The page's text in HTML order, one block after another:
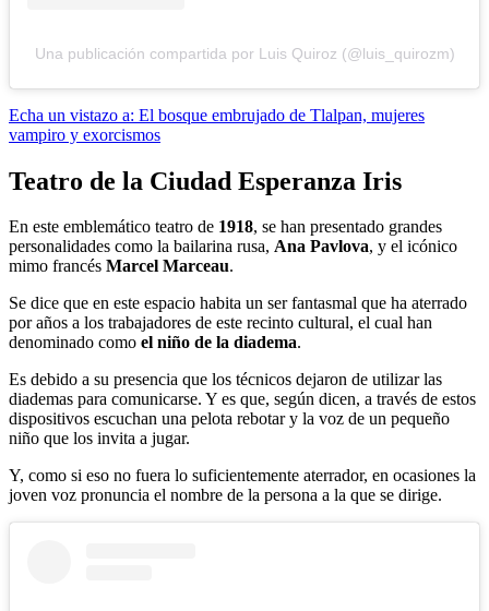
Una publicación compartida por Luis Quiroz (@luis_quirozm)
Echa un vistazo a: El bosque embrujado de Tlalpan, mujeres
vampiro y exorcismos
Teatro de la Ciudad Esperanza Iris
En este emblemático teatro de 1918, se han presentado grandes
personalidades como la bailarina rusa, Ana Pavlova, y el icónico
mimo francés Marcel Marceau.
Se dice que en este espacio habita un ser fantasmal que ha aterrado
por años a los trabajadores de este recinto cultural, el cual han
denominado como el niño de la diadema.
Es debido a su presencia que los técnicos dejaron de utilizar las
diademas para comunicarse. Y es que, según dicen, a través de estos
dispositivos escuchan una pelota rebotar y la voz de un pequeño
niño que los invita a jugar.
Y, como si eso no fuera lo suficientemente aterrador, en ocasiones la
joven voz pronuncia el nombre de la persona a la que se dirige.